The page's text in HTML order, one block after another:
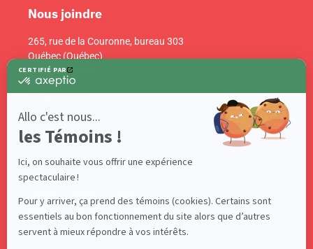
Suivez-nous sur nos réseaux sociaux!
Nous joindre
265, rue de la Couronne, bureau 303
Québec (Québec)
Canada G1K 6E1
info@acelf.ca
Téléphone : 418 681-4661